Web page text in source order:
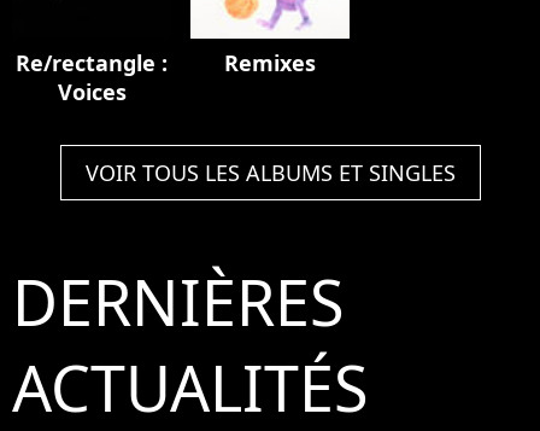
Re/rectangle :
Voices
Remixes
VOIR TOUS LES ALBUMS ET SINGLES
DERNIÈRES
ACTUALITÉS